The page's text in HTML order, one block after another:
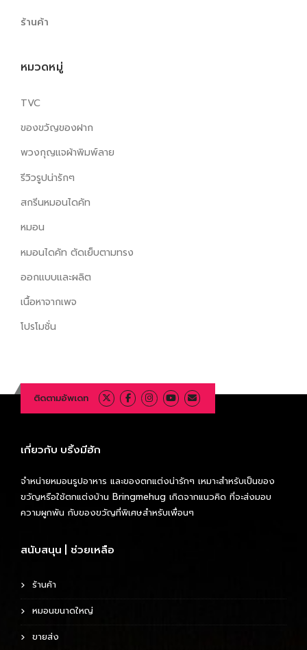
ร้านค้า
หมวดหมู่
TVC
ของขวัญของฝาก
พวงกุญแจผ้าพิมพ์ลาย
รีวิวรูปน่ารักๆ
สกรีนหมอนไดคัท
หมอน
หมอนไดคัท ตัดเย็บตามทรง
ออกแบบและผลิต
เนื้อหาจากเพจ
โปรโมชั่น
ติดตามอัพเดท
เกี่ยวกับ บริ้งมีฮัก
จำหน่ายหมอนรูปอาหาร และของตกแต่งน่ารักๆ เหมาะสำหรับเป็นของ
ขวัญหรือใช้ตกแต่งบ้าน Bringmehug เกิดจากแนวคิด ที่จะส่งมอบ
ความผูกพัน กับของขวัญที่พิเศษสำหรับเพื่อนๆ
สนับสนุน | ช่วยเหลือ
ร้านค้า
หมอนขนาดใหญ่
ขายส่ง